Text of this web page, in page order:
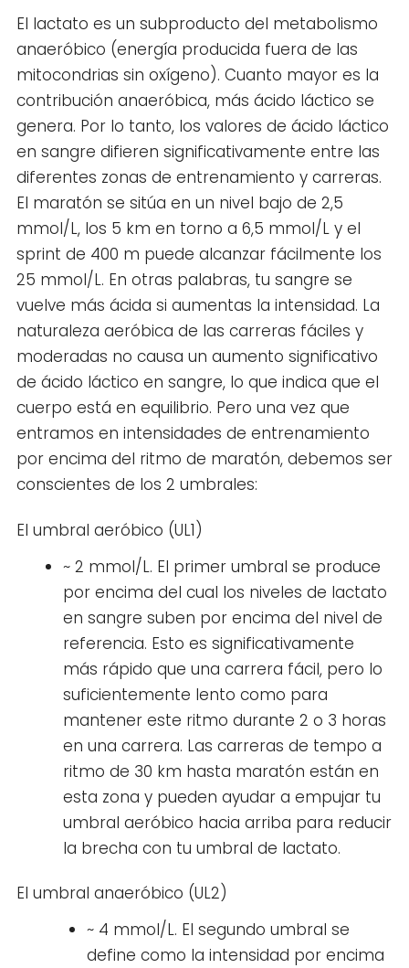
El lactato es un subproducto del metabolismo
anaeróbico (energía producida fuera de las
mitocondrias sin oxígeno). Cuanto mayor es la
contribución anaeróbica, más ácido láctico se
genera. Por lo tanto, los valores de ácido láctico
en sangre difieren significativamente entre las
diferentes zonas de entrenamiento y carreras.
El maratón se sitúa en un nivel bajo de 2,5
mmol/L, los 5 km en torno a 6,5 mmol/L y el
sprint de 400 m puede alcanzar fácilmente los
25 mmol/L. En otras palabras, tu sangre se
vuelve más ácida si aumentas la intensidad. La
naturaleza aeróbica de las carreras fáciles y
moderadas no causa un aumento significativo
de ácido láctico en sangre, lo que indica que el
cuerpo está en equilibrio. Pero una vez que
entramos en intensidades de entrenamiento
por encima del ritmo de maratón, debemos ser
conscientes de los 2 umbrales:
El umbral aeróbico (UL1)
~ 2 mmol/L. El primer umbral se produce
por encima del cual los niveles de lactato
en sangre suben por encima del nivel de
referencia. Esto es significativamente
más rápido que una carrera fácil, pero lo
suficientemente lento como para
mantener este ritmo durante 2 o 3 horas
en una carrera. Las carreras de tempo a
ritmo de 30 km hasta maratón están en
esta zona y pueden ayudar a empujar tu
umbral aeróbico hacia arriba para reducir
la brecha con tu umbral de lactato.
El umbral anaeróbico (UL2)
~ 4 mmol/L. El segundo umbral se
define como la intensidad por encima